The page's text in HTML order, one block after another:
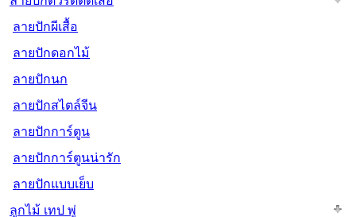
ลายปักผีเสื้อ
ลายปักดอกไม้
ลายปักนก
ลายปักสไตล์จีน
ลายปักการ์ตูน
ลายปักการ์ตูนน่ารัก
ลายปักแบบเย็บ
ลูกไม้ เทป พู่